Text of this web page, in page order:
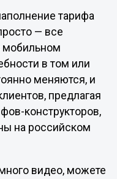
тарифа
— все
мобильном
в том или
меняются, и
предлагая
конструкторов,
на российском
видео, можете